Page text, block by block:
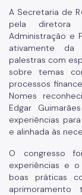
A Secretaria de
pela diretora
Administração e
ativamente da
palestras com
sobre temas
processos
Nomes
Edgar
experiências
e alinhada às
O congresso
experiências e
boas práticas